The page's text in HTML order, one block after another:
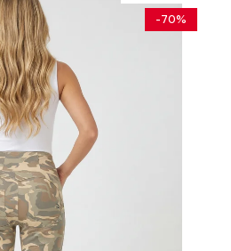
-70%